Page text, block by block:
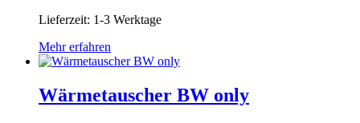
Lieferzeit: 1-3 Werktage
Mehr erfahren
Wärmetauscher BW only